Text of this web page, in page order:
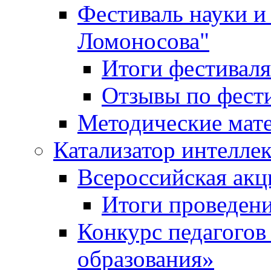
Фестиваль науки
Ломоносова"
Итоги фестиваля
Отзывы по
Методические
Катализатор
Всероссийская
Итоги
Конкурс
образования»